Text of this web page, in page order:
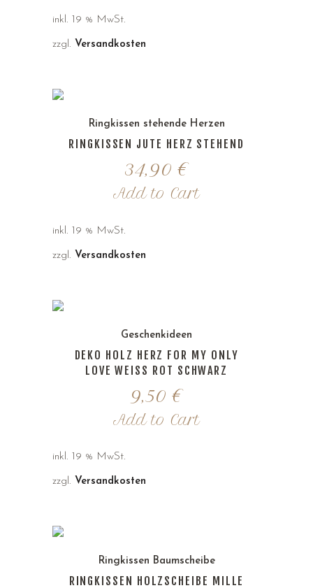
inkl. 19 % MwSt.
zzgl. Versandkosten
Ringkissen stehende Herzen
RINGKISSEN JUTE HERZ STEHEND
34,90 €
Add to Cart
inkl. 19 % MwSt.
zzgl. Versandkosten
Geschenkideen
DEKO HOLZ HERZ FOR MY ONLY
LOVE WEISS ROT SCHWARZ
9,50 €
Add to Cart
inkl. 19 % MwSt.
zzgl. Versandkosten
Ringkissen Baumscheibe
RINGKISSEN HOLZSCHEIBE MILLE